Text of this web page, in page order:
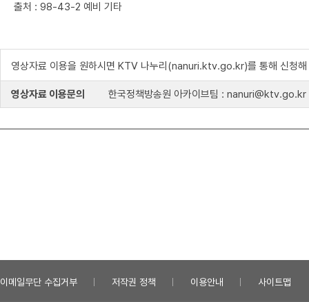
출처 : 98-43-2 예비 기타
영상자료 이용을 원하시면 KTV 나누리(nanuri.ktv.go.kr)를 통해 신청해
영상자료 이용문의 한국정책방송원 아카이브팀 : nanuri@ktv.go.kr
이메일무단 수집거부 저작권 정책 이용안내 사이트맵